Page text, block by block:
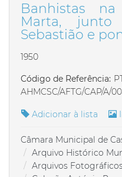
Banhistas
Marta,
Sebastião e
1950
Código de Referência:
AHMCSC/AFTG/CAP/A/
Adicionar à lista
Câmara Municipal de
Arquivo Histórico
Arquivos